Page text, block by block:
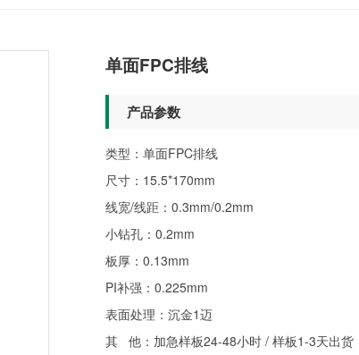
单面FPC排线
产品参数
类型：单面FPC排线
尺寸：15.5*170mm
线宽/线距：0.3mm/0.2mm
小钻孔：0.2mm
板厚：0.13mm
PI补强：0.225mm
表面处理：沉金1迈
其 他：加急样板24-48小时 / 样板1-3天出货